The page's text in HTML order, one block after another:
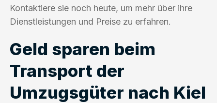
Kontaktiere sie noch heute, um mehr über ihre
Dienstleistungen und Preise zu erfahren.
Geld sparen beim
Transport der
Umzugsgüter nach Kiel